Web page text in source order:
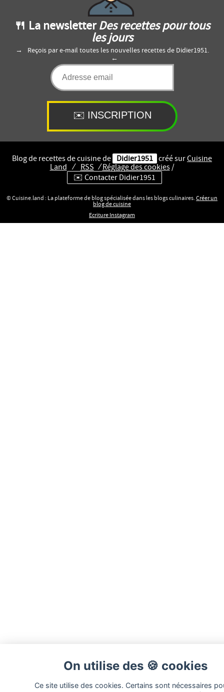
On utilise des 🍪 cookies
Ce site utilise des cookies. Certains sont nécessaires
🍴 La newsletter Des recettes pour tous
les jours
Reçois par e-mail toutes les nouvelles recettes de Didier1951.
Blog de recettes de cuisine de Didier1951 créé surCuisine
Land
⁄ RSS ⁄ Réglage des cookies/
✉️ Contacter Didier1951
© Cuisine.land : La plateforme de blog spécialisée dans les blogs culinaires. Créer un
blog de cuisine
Ecriture Instagram